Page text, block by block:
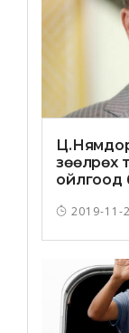
зөөлрөх
ойлгоод
2019-11-